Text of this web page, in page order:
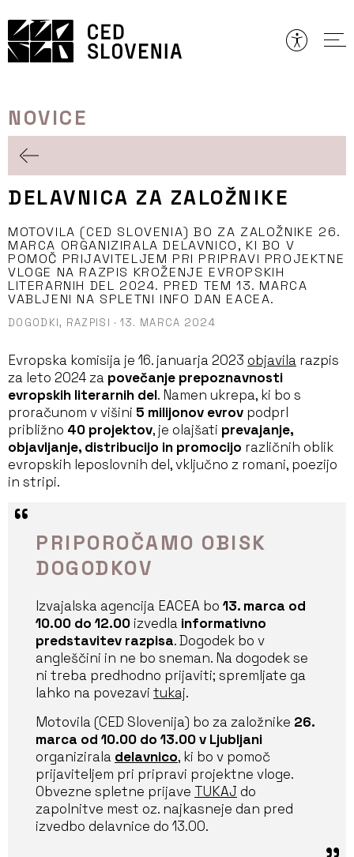
to
vsebine
NOVICE
DELAVNICA ZA ZALOŽNIKE
MOTOVILA (CED SLOVENIA) BO ZA ZALOŽNIKE 26.
MARCA ORGANIZIRALA DELAVNICO, KI BO V
POMOČ PRIJAVITELJEM PRI PRIPRAVI PROJEKTNE
VLOGE NA RAZPIS KROŽENJE EVROPSKIH
LITERARNIH DEL 2024. PRED TEM 13. MARCA
VABLJENI NA SPLETNI INFO DAN EACEA.
DOGODKI, RAZPISI · 13. MARCA 2024
Evropska komisija je 16. januarja 2023 objavila razpis
za leto 2024 za povečanje prepoznavnosti
evropskih literarnih del. Namen ukrepa, ki bo s
proračunom v višini 5 milijonov evrov podprl
približno 40 projektov, je olajšati prevajanje,
objavljanje, distribucijo in promocijo različnih oblik
evropskih leposlovnih del, vključno z romani, poezijo
in stripi.
PRIPOROČAMO OBISK
DOGODKOV
Izvajalska agencija EACEA bo 13. marca od
10.00 do 12.00 izvedla informativno
predstavitev razpisa. Dogodek bo v
angleščini in ne bo sneman. Na dogodek se
ni treba predhodno prijaviti; spremljate ga
lahko na povezavi tukaj.
Motovila (CED Slovenija) bo za založnike 26.
marca od 10.00 do 13.00v Ljubljani
organizirala delavnico, ki bo v pomoč
prijaviteljem pri pripravi projektne vloge.
Obvezne spletne prijave TUKAJ do
zapolnitve mest oz. najkasneje dan pred
izvedbo delavnice do 13.00.